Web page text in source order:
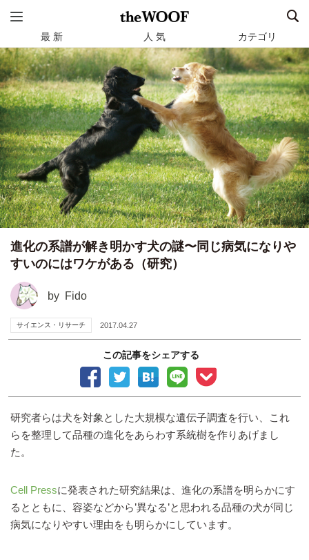
最 新 人 気 カテゴリ
進化の系譜が解き明かす犬の謎〜同じ病気になりや
すいのにはワケがある（研究）
by Fido
サイエンス・リサーチ 2017.04.27
この記事をシェアする
研究者らは犬を対象とした大規模な遺伝子調査を行い、これ
らを整理して品種の進化をあらわす系統樹を作りあげまし
た。
Cell Pressに発表された研究結果は、進化の系譜を明らかにす
るとともに、容姿などから’異なる’と思われる品種の犬が同じ
病気になりやすい理由をも明らかにしています。